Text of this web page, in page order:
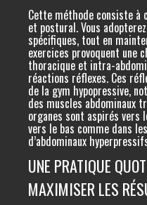
Cette méthode consiste
et postural. Vous
spécifiques, tout en
exercices provoquent une
thoracique et intra-
réactions réflexes. Ces
de la gym hypopressive,
des muscles abdominaux
organes sont aspirés vers
vers le bas comme dans
d’abdominaux
UNE PRATIQUE
MAXIMISER LES